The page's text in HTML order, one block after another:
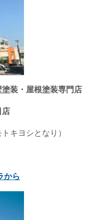
装・屋根塗装専門店
店
キヨシとなり）
から